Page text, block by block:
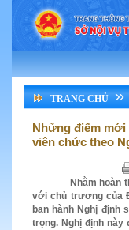
TRANG CHỦ
Những điểm mới
viên chức theo
Nhằm hoàn
với chủ trương của
ban hành Nghị định
trọng. Nghị định